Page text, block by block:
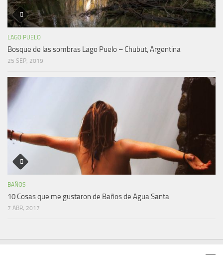
LAGO PUELO
Bosque de las sombras Lago Puelo – Chubut, Argentina
25 SEP, 2019
BAÑOS
10 Cosas que me gustaron de Baños de Agua Santa
7 ABR, 2017